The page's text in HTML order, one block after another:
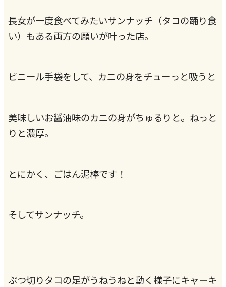
長女が一度食べてみたいサンナッチ（タコの踊り食
い）もある両方の願いが叶った店。
ビニール手袋をして、カニの身をチューっと吸うと
美味しいお醤油味のカニの身がちゅるりと。ねっと
りと濃厚。
とにかく、ごはん泥棒です！
そしてサンナッチ。
ぶつ切りタコの足がうねうねと動く様子にキャーキ